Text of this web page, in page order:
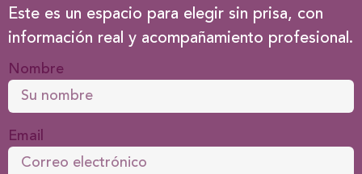
Este es un espacio para elegir sin prisa, con
información real y acompañamiento profesional.
Nombre
Email